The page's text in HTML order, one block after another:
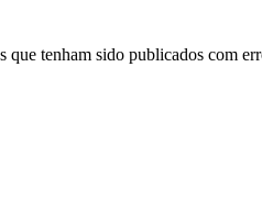
que tenham sido publicados com